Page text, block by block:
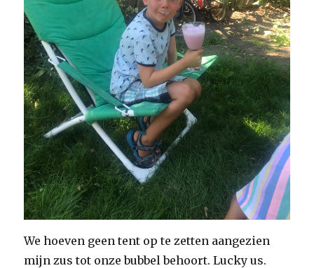
We hoeven geen tent op te zetten aangezien
mijn zus tot onze bubbel behoort. Lucky us.